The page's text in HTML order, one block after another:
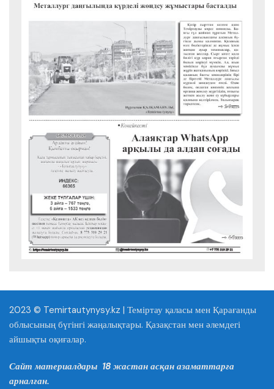
2023 © Temirtautynysy.kz | Теміртау қаласы мен Қарағанды
облысының бүгінгі жаңалықтары. Қазақстан мен әлемдегі
айшықты оқиғалар.
Сайт материалдары 18 жастан асқан азаматтарға
арналған.